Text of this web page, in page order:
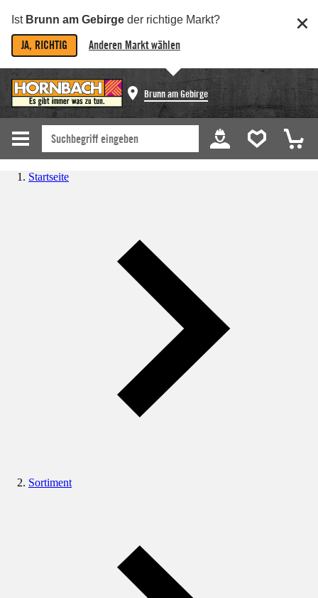
Ist Brunn am Gebirge der richtige Markt?
JA, RICHTIG Anderen Markt wählen
Brunn am Gebirge
Startseite
Sortiment